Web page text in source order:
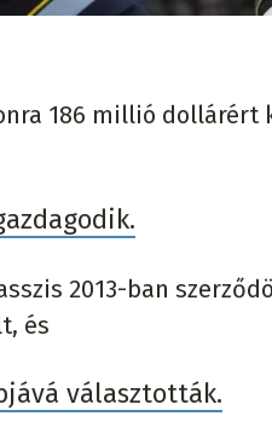
186 millió
2013-ban
és
választották.